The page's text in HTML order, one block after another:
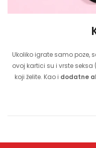
Ukoliko igrate samo poze,
ovoj kartici su i vrste
koji želite. Kao i dodatne